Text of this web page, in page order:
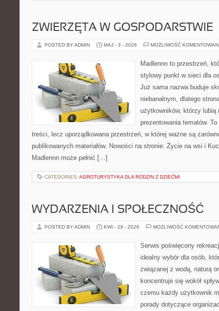
ZWIERZĘTA W GOSPODARSTWIE
POSTED BY ADMIN MAJ - 3 - 2026 MOŻLIWOŚĆ
Madlennn to przestrzeń,
stylowy punkt w sieci dla
Już sama nazwa buduje
niebanalnym, dlatego
użytkowników, którzy lubią
prezentowania tematów.
treści, lecz uporządkowana przestrzeń, w której ważne są
publikowanych materiałów. Nowości na stronie: Życie na wsi i
Madlennn może pełnić […]
CATEGORIES: AGROTURYSTYKA DLA RODZIN Z DZIEĆMI
WYDARZENIA I SPOŁECZNOŚĆ
POSTED BY ADMIN KWI - 29 - 2026 MOŻLIWOŚĆ
Serwis poświęcony
idealny wybór dla osób,
związanej z wodą, naturą
koncentruje się wokół
czemu każdy użytkownik
porady dotyczące